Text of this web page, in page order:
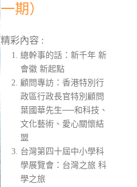
一期）
精彩內容 :
總幹事的話：新千年 新
會徽 新起點
顧問專訪：香港特別行
政區行政長官特別顧問
葉國華先生──和科技、
文化藝術、愛心關懷結
盟
台灣第四十屆中小學科
學展覽會：台灣之旅 科
學之旅